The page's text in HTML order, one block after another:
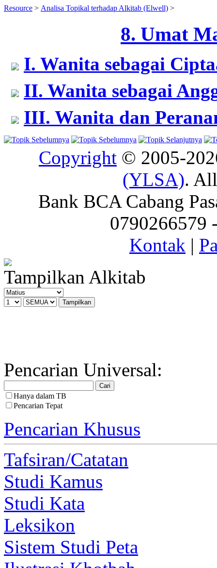
Resource > Analisa Topikal terhadap Alkitab (Elwell) >
8. Umat
I. Wanita sebagai
II. Wanita sebagai
III. Wanita dan
Copyright © 2005-
(YLSA).
Bank BCA Cabang
0790266579
Kontak |
Tampilkan Alkitab
Pencarian Universal:
Hanya dalam TB
Pencarian Tepat
Pencarian Khusus
Tafsiran/Catatan
Studi Kamus
Studi Kata
Leksikon
Sistem Studi Peta